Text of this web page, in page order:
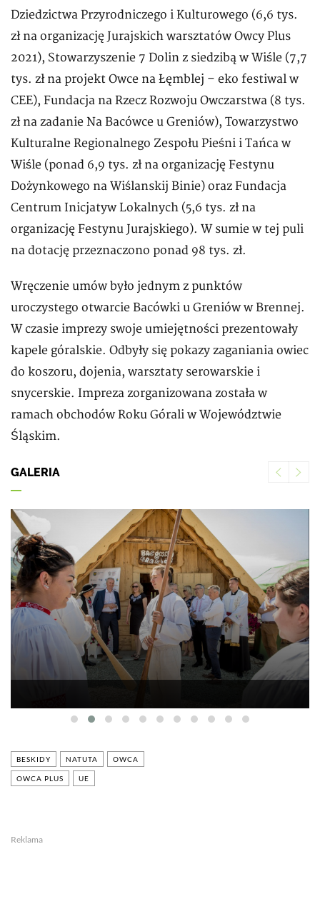
Dziedzictwa Przyrodniczego i Kulturowego (6,6 tys.
zł na organizację Jurajskich warsztatów Owcy Plus
2021), Stowarzyszenie 7 Dolin z siedzibą w Wiśle (7,7
tys. zł na projekt Owce na Łęmblej – eko festiwal w
CEE), Fundacja na Rzecz Rozwoju Owczarstwa (8 tys.
zł na zadanie Na Bacówce u Greniów), Towarzystwo
Kulturalne Regionalnego Zespołu Pieśni i Tańca w
Wiśle (ponad 6,9 tys. zł na organizację Festynu
Dożynkowego na Wiślanskij Binie) oraz Fundacja
Centrum Inicjatyw Lokalnych (5,6 tys. zł na
organizację Festynu Jurajskiego). W sumie w tej puli
na dotację przeznaczono ponad 98 tys. zł.
Wręczenie umów było jednym z punktów
uroczystego otwarcie Bacówki u Greniów w Brennej.
W czasie imprezy swoje umiejętności prezentowały
kapele góralskie. Odbyły się pokazy zaganiania owiec
do koszoru, dojenia, warsztaty serowarskie i
snycerskie. Impreza zorganizowana została w
ramach obchodów Roku Górali w Województwie
Śląskim.
GALERIA
BESKIDY NATUTA OWCA
OWCA PLUS UE
Reklama